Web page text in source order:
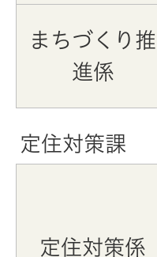
まちづくり推
進係
定住対策課
定住対策係